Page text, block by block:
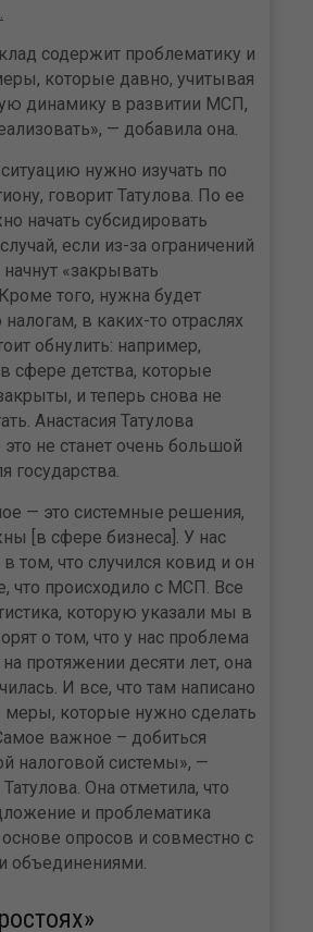
содержит проблематику и
которые давно, учитывая
динамику в развитии МСП,
— добавила она.
нужно изучать по
говорит Татулова. По ее
начать субсидировать
если из-за ограничений
«закрывать
того, нужна будет
налогам, в каких-то отраслях
обнулить: например,
сфере детства, которые
и теперь снова не
Анастасия Татулова
это не станет очень большой
государства.
— это системные решения,
[в сфере бизнеса]. У нас
том, что случился ковид и он
что происходило с МСП. Все
которую указали мы в
о том, что у нас проблема
на протяжении десяти лет, она
И все, что там написано
меры, которые нужно сделать
важное – добиться
налоговой системы», —
Она отметила, что
и проблематика
опросов и совместно с
объединениями.